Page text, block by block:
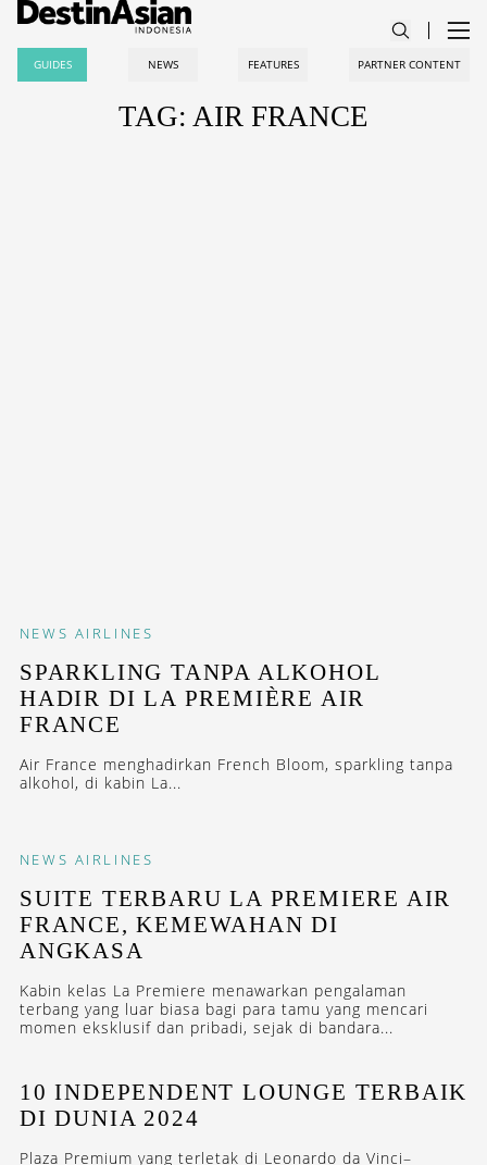
GUIDES NEWS FEATURES PARTNER CONTENT
TAG: AIR FRANCE
NEWS AIRLINES
SPARKLING TANPA ALKOHOL
HADIR DI LA PREMIÈRE AIR
FRANCE
Air France menghadirkan French Bloom, sparkling tanpa
alkohol, di kabin La...
NEWS AIRLINES
SUITE TERBARU LA PREMIERE AIR
FRANCE, KEMEWAHAN DI
ANGKASA
Kabin kelas La Premiere menawarkan pengalaman
terbang yang luar biasa bagi para tamu yang mencari
momen eksklusif dan pribadi, sejak di bandara...
10 INDEPENDENT LOUNGE TERBAIK
DI DUNIA 2024
Plaza Premium yang terletak di Leonardo da Vinci–